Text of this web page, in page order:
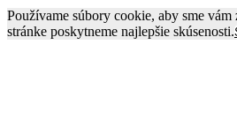
Používame súbory cookie, aby sme vám
stránke poskytneme najlepšie skúsenosti.